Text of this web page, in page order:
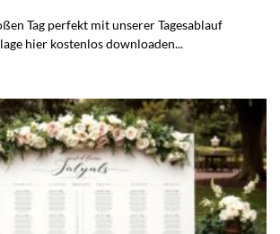
Tag perfekt mit unserer Tagesablauf
hier kostenlos downloaden...